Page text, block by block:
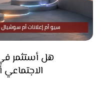
هل أستثمر
الاجتماعي